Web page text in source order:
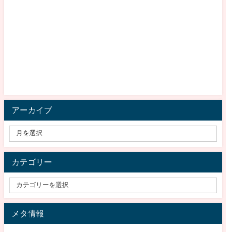
アーカイブ
カテゴリー
メタ情報